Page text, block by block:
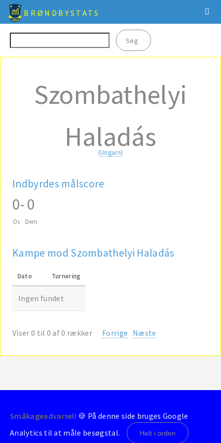
BRØNDBYSTATS
Szombathelyi
Haladás
(Ungarn)
Indbyrdes målscore
0
Os
-0
Dem
Kampe mod Szombathelyi Haladás
Dato Turnering
Ingen fundet
Viser 0 til 0 af 0 rækker Forrige Næste
© 2004-2026 - BrondbyStats
Småkageadvarsel! 🍪 På denne side bruges Google
Analytics til at måle besøgstal.
Helt i orden